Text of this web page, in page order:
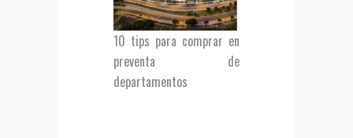
10 tips para comprar en
preventa de
departamentos